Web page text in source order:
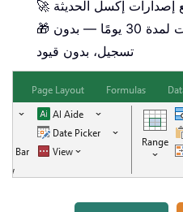
إصدارات إكسل الحديثة
🎁 نسخة تجريبية كاملة الميزات لمدة 30 يومًا — بدون
تسجيل، بدون قيود